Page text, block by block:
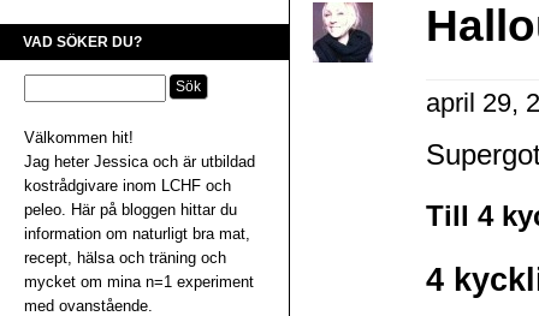
VAD SÖKER DU?
Välkommen hit!
Jag heter Jessica och är utbildad
kostrådgivare inom LCHF och
peleo. Här på bloggen hittar du
information om naturligt bra mat,
recept, hälsa och träning och
mycket om mina n=1 experiment
med ovanstående.
april 29,
Till 4
4